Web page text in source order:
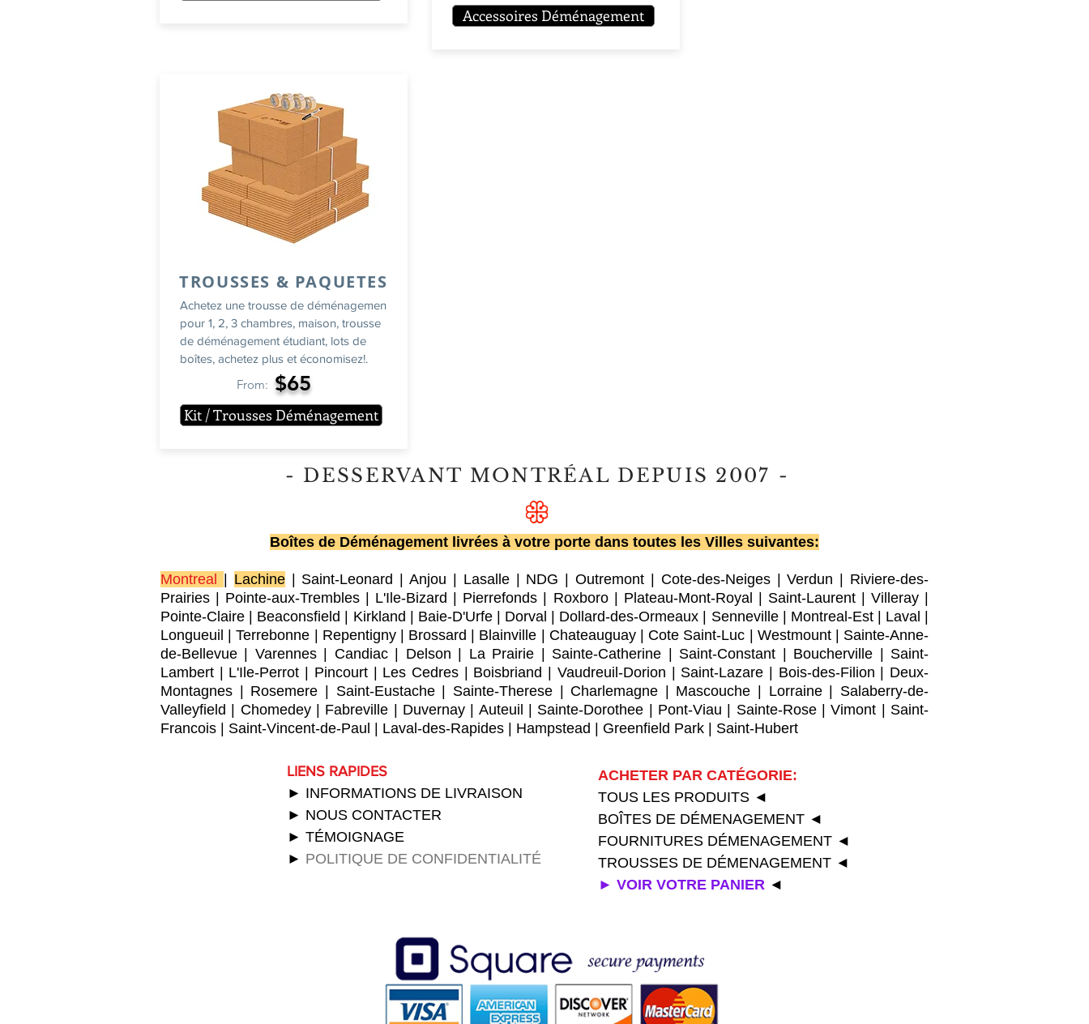
Accessoires Déménagement
TROUSSES & PAQUETES
Achetez une trousse de déménagemen
pour 1, 2, 3 chambres, maison, trousse
de déménagement étudiant, lots de
boîtes, achetez plus et économisez!.
From: $65
Kit / Trousses Déménagement
- DESSERVANT MONTRÉAL DEPUIS 2007 -
Boîtes de Déménagement livrées à votre porte dans toutes les Villes suivantes:
Montreal Lachine Saint-Leonard |Anjou Lasalle| NDG |Outremont Cote-des-Neiges|Verdun
Riviere-des-
Prairies
Pointe-aux-Trembles L'Ile-Bizard Pierrefonds Roxboro| Plateau-Mont-Royal | Saint-Laurent| Villeray|
Pointe-Claire
Beaconsfield Kirkland Baie-D'Urfe| Dorval Dollard-des-Ormeaux Senneville| Montreal-Est| Laval
Longueuil
|Terrebonne Repentigny| Brossard Blainville Chateauguay| Cote Saint-Luc Westmount| Sainte-Anne-
de-Bellevue
Varennes| Candiac| Delson La Prairie Sainte-Catherine Saint-Constant Boucherville
Saint-
Lambert
L'Ile-Perrot Pincourt| Les Cedres| Boisbriand Vaudreuil-Dorion Saint-Lazare Bois-des-Filion
Deux-
Montagnes
Rosemere Saint-Eustache| Sainte-Therese| Charlemagne Mascouche Lorraine| Salaberry-de-
Valleyfield
Chomedey| Fabreville Duvernay Auteuil Sainte-Dorothee Pont-Viau Sainte-Rose|Vimont
Saint-
Francois
Saint-Vincent-de-Paul Laval-des-Rapides Hampstead Greenfield Park Saint-Hubert
LIENS RAPIDES
► INFORMATIONS DE LIVRAISON
► NOUS CONTACTER
► TÉMOIGNAGE
► POLITIQUE DE CONFIDENTIALITÉ
ACHETER PAR CATÉGORIE:
TOUS LES PRODUITS ◄
BOÎTES DE DÉMENAGEMENT ◄
FOURNITURES DÉMENAGEMENT ◄
TROUSSES DE DÉMENAGEMENT ◄
► VOIR VOTRE PANIER ◄